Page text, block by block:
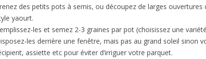
des petits pots à semis, ou découpez de larges ouvertures
yaourt.
les et semez 2-3 graines par pot (choisissez une
les derrière une fenêtre, mais pas au grand soleil sinon
assiette etc pour éviter d’irriguer votre parquet.